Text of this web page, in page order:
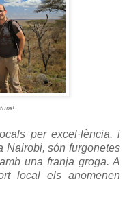
per excel·lència, i
Nairobi, són furgonetes
una franja groga. A
local els anomenen